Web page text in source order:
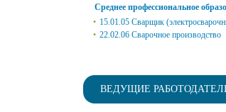
Среднее профессиональное
15.01.05 Сварщик
22.02.06 Сварочное производство
ВЕДУЩИЕ